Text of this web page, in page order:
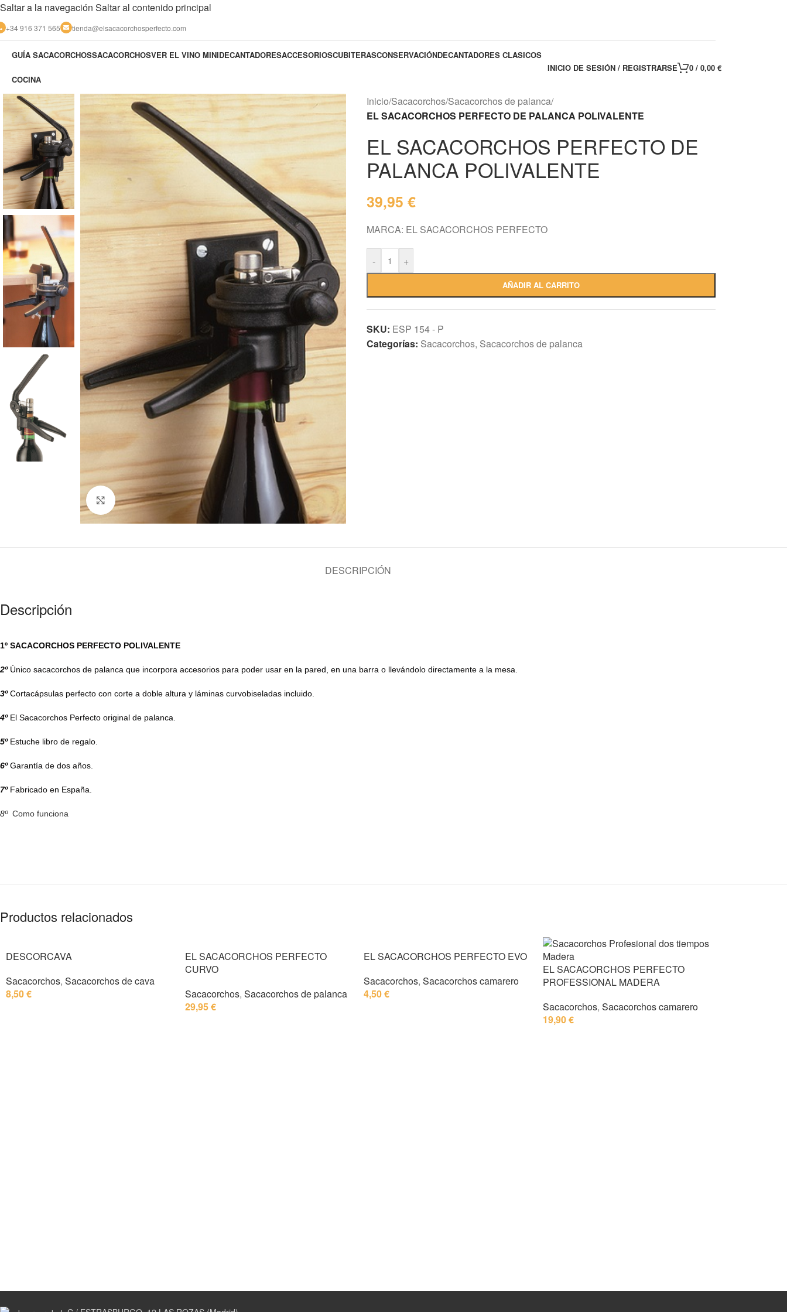
Saltar a la navegación Saltar al contenido principal
+34 916 371 565 tienda@elsacacorchosperfecto.com
GUÍA SACACORCHOSSACACORCHOSVER EL VINO MINIDECANTADORESACCESORIOSCUBITERASCONSERVACIÓNDECANTADORES CLASICOS
COCINA
INICIO DE SESIÓN / REGISTRARSE 0 / 0,00 €
Haga Click para agrandar
Inicio/Sacacorchos/Sacacorchos de palanca/
EL SACACORCHOS PERFECTO DE PALANCA POLIVALENTE
EL SACACORCHOS PERFECTO DE
PALANCA POLIVALENTE
39,95 €
MARCA: EL SACACORCHOS PERFECTO
- +
AÑADIR AL CARRITO
SKU: ESP 154 - P
Categorías: Sacacorchos, Sacacorchos de palanca
DESCRIPCIÓN
Descripción
1º SACACORCHOS PERFECTO POLIVALENTE
2ºÚnico sacacorchos de palanca que incorpora accesorios para poder usar en la pared, en una barra o llevándolo directamente a la mesa.
3ºCortacápsulas perfecto con corte a doble altura y láminas curvobiseladas incluido.
4ºEl Sacacorchos Perfecto original de palanca.
5ºEstuche libro de regalo.
6º Garantía de dos años.
7º Fabricado en España.
8º Como funciona
Productos relacionados
DESCORCAVA
Sacacorchos, Sacacorchos de cava
8,50€
EL SACACORCHOS PERFECTO
CURVO
Sacacorchos, Sacacorchos de palanca
29,95€
EL SACACORCHOS PERFECTO EVO
Sacacorchos, Sacacorchos camarero
4,50€
EL SACACORCHOS PERFECTO
PROFESSIONAL MADERA
Sacacorchos, Sacacorchos camarero
19,90€